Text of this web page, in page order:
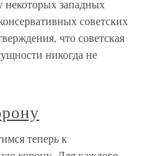
западных
советских
что советская
никогда не
теперь к